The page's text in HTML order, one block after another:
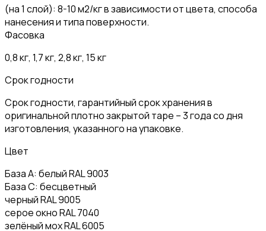
(на 1 слой): 8-10 м2/кг в зависимости от цвета, способа
нанесения и типа поверхности.
Фасовка
0,8 кг, 1,7 кг, 2,8 кг, 15 кг
Срок годности
Срок годности, гарантийный срок хранения в
оригинальной плотно закрытой таре – 3 года со дня
изготовления, указанного на упаковке.
Цвет
База А: белый RAL 9003
База С: бесцветный
черный RAL 9005
серое окно RAL 7040
зелёный мох RAL 6005